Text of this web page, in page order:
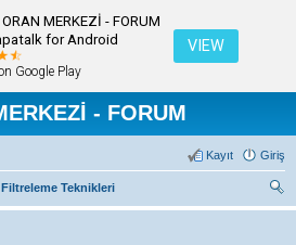
MERKEZİ - FORUM
for Android
Google Play
VIEW
- FORUM
Giriş
Kayıt
Filtreleme Teknikleri
ra